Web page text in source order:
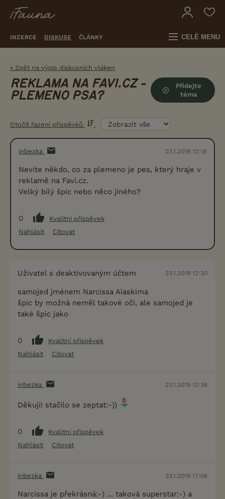
INZERCE DISKUSE ČLÁNKY CELÉ MENU
« Zpět na výpis diskusních vláken
REKLAMA NA FAVI.CZ -
PLEMENO PSA?
Přidejte
téma
Otočit řazení příspěvků
inbezka 23.1.2019 12:18
Nevíte někdo, co za plemeno je pes, který hraje v
reklamě na Favi.cz.
Velký bílý špic nebo něco jiného?
0
Kvalitní příspěvek
Nahlásit
Citovat
Uživatel s deaktivovaným účtem 23.1.2019 12:30
samojed jménem Narcissa Aiaskima
špic by možná neměl takové oči, ale samojed je
také špic jako
0
Kvalitní příspěvek
Nahlásit
Citovat
inbezka 23.1.2019 12:36
Děkuji! stačilo se zeptat:-))
0
Kvalitní příspěvek
Nahlásit
Citovat
inbezka 23.1.2019 17:06
Narcissa je překrásná:-) ... taková superstar:-) a